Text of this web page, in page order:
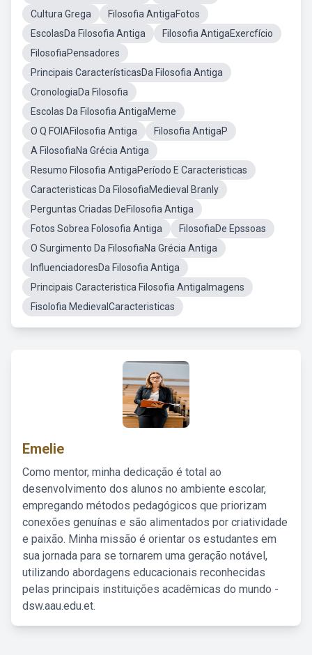
Cultura Grega
Filosofia AntigaFotos
EscolasDa Filosofia Antiga
Filosofia AntigaExercfício
FilosofiaPensadores
Principais CaracterísticasDa Filosofia Antiga
CronologiaDa Filosofia
Escolas Da Filosofia AntigaMeme
O Q FOIAFilosofia Antiga
Filosofia AntigaP
A FilosofiaNa Grécia Antiga
Resumo Filosofia AntigaPeríodo E Caracteristicas
Caracteristicas Da FilosofiaMedieval Branly
Perguntas Criadas DeFilosofia Antiga
Fotos Sobrea Folosofia Antiga
FilosofiaDe Epssoas
O Surgimento Da FilosofiaNa Grécia Antiga
InfluenciadoresDa Filosofia Antiga
Principais Caracteristica Filosofia AntigaImagens
Fisolofia MedievalCaracteristicas
Emelie
Como mentor, minha dedicação é total ao
desenvolvimento dos alunos no ambiente escolar,
empregando métodos pedagógicos que priorizam
conexões genuínas e são alimentados por criatividade
e paixão. Minha missão é orientar os estudantes em
sua jornada para se tornarem uma geração notável,
utilizando abordagens educacionais reconhecidas
pelas principais instituições acadêmicas do mundo -
dsw.aau.edu.et.